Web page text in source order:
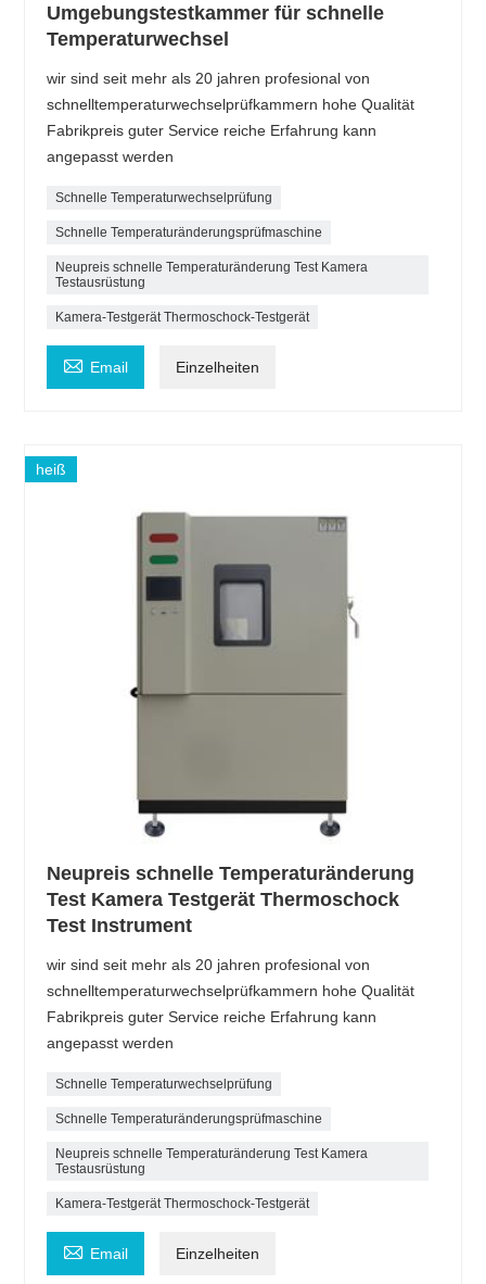
Umgebungstestkammer für schnelle
Temperaturwechsel
wir sind seit mehr als 20 jahren profesional von
schnelltemperaturwechselprüfkammern hohe Qualität
Fabrikpreis guter Service reiche Erfahrung kann
angepasst werden
Schnelle Temperaturwechselprüfung
Schnelle Temperaturänderungsprüfmaschine
Neupreis schnelle Temperaturänderung Test Kamera
Testausrüstung
Kamera-Testgerät Thermoschock-Testgerät
 Email Einzelheiten
heiß
Neupreis schnelle Temperaturänderung
Test Kamera Testgerät Thermoschock
Test Instrument
wir sind seit mehr als 20 jahren profesional von
schnelltemperaturwechselprüfkammern hohe Qualität
Fabrikpreis guter Service reiche Erfahrung kann
angepasst werden
Schnelle Temperaturwechselprüfung
Schnelle Temperaturänderungsprüfmaschine
Neupreis schnelle Temperaturänderung Test Kamera
Testausrüstung
Kamera-Testgerät Thermoschock-Testgerät
 Email Einzelheiten